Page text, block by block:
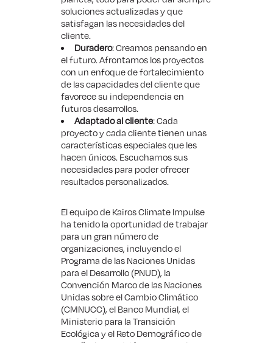
soluciones actualizadas y que
satisfagan las necesidades del
cliente.
Duradero: Creamos pensando en
el futuro. Afrontamos los proyectos
con un enfoque de fortalecimiento
de las capacidades del cliente que
favorece su independencia en
futuros desarrollos.
Adaptado al cliente: Cada
proyecto y cada cliente tienen unas
características especiales que les
hacen únicos. Escuchamos sus
necesidades para poder ofrecer
resultados personalizados.
El equipo de Kairos Climate Impulse
ha tenido la oportunidad de trabajar
para un gran número de
organizaciones, incluyendo el
Programa de las Naciones Unidas
para el Desarrollo (PNUD), la
Convención Marco de las Naciones
Unidas sobre el Cambio Climático
(CMNUCC), el Banco Mundial, el
Ministerio para la Transición
Ecológica y el Reto Demográfico de